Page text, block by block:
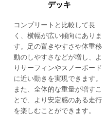
デッキ
コンプリートと比較して長
く、横幅が広い傾向にありま
す。足の置きやすさや体重移
動のしやすさなどが増し、よ
りサーフィンやスノーボード
に近い動きを実現できます。
また、全体的な重量が増すこ
とで、より安定感のある走行
を楽しむことができます。